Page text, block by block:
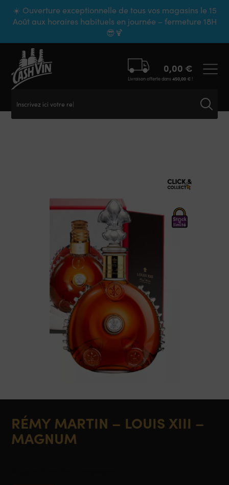
☀️ Ouverture exceptionnelle de tous vos magasins le 15
Août aux horaires habituels en journée – fermeture 18H
😎🍹
Inscrivez ici votre rech
0,00 €
Livraison offerte dans450,00 €!
RÉMY MARTIN – LOUIS XIII –
MAGNUM
Panneau de gestion des cookies